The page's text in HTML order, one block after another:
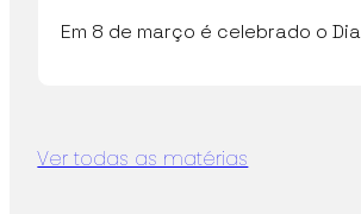
Em 8 de março é celebrado o
Ver todas as matérias